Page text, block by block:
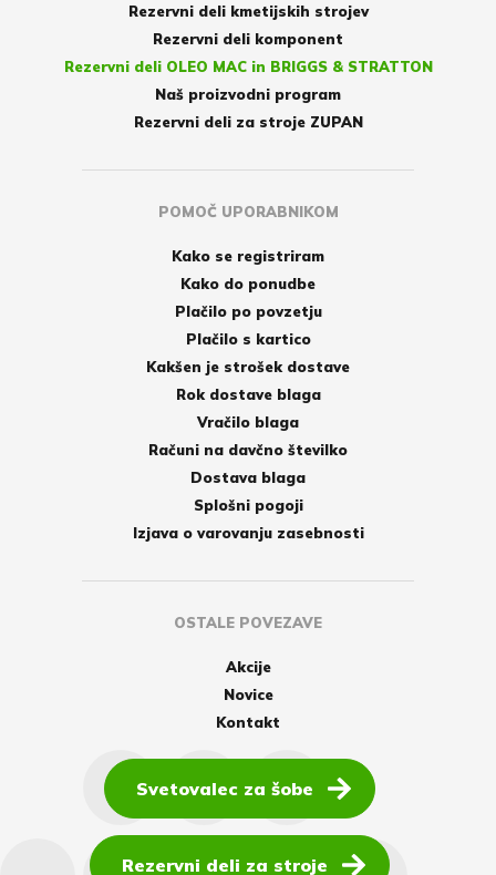
Rezervni deli kmetijskih strojev
Rezervni deli komponent
Rezervni deli OLEO MAC in BRIGGS & STRATTON
Naš proizvodni program
Rezervni deli za stroje ZUPAN
POMOČ UPORABNIKOM
Kako se registriram
Kako do ponudbe
Plačilo po povzetju
Plačilo s kartico
Kakšen je strošek dostave
Rok dostave blaga
Vračilo blaga
Računi na davčno številko
Dostava blaga
Splošni pogoji
Izjava o varovanju zasebnosti
OSTALE POVEZAVE
Akcije
Novice
Kontakt
Svetovalec za šobe
Rezervni deli za stroje